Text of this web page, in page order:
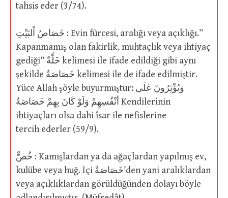
tahsis eder (3/74).
خَصَاصُ اْلبَيْتِ : Evin fürcesi, aralığı veya açıklığı.”
Kapanmamış olan fakirlik, muhtaçlık veya ihtiyaç
gediği” خَلَّةٌ kelimesi ile ifade edildiği gibi aynı
şekilde خَصَاصَةٌ kelimesi ile de ifade edilmiştir.
Yüce Allah şöyle buyurmuştur: وَيُؤْثِرُونَ عَلَى
أنْفُسِهِمْ وَلَوْ كَانَ بِهِمْ خَصَاصَةٌ Kendilerinin
ihtiyaçları olsa dahi îsar ile nefislerine
tercih ederler (59/9).
خُصٌّ : Kamışlardan ya da ağaçlardan yapılmış ev,
kulübe veya huğ. İçi خَصَاصَةٌ’den yani aralıklardan
veya açıklıklardan görüldüğünden dolayı böyle